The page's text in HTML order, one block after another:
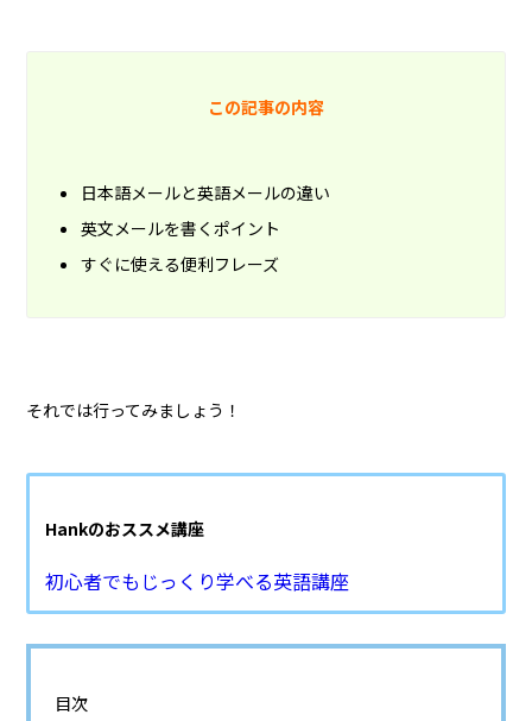
この記事の内容
日本語メールと英語メールの違い
英文メールを書くポイント
すぐに使える便利フレーズ
それでは行ってみましょう！
Hankのおススメ講座
初心者でもじっくり学べる英語講座
目次